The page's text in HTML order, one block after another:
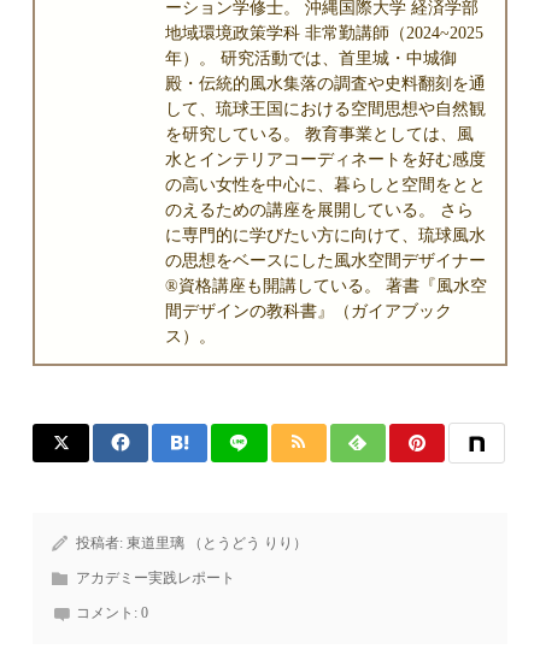
ーション学修士。 沖縄国際大学 経済学部
地域環境政策学科 非常勤講師（2024~2025
年）。 研究活動では、首里城・中城御
殿・伝統的風水集落の調査や史料翻刻を通
して、琉球王国における空間思想や自然観
を研究している。 教育事業としては、風
水とインテリアコーディネートを好む感度
の高い女性を中心に、暮らしと空間をとと
のえるための講座を展開している。 さら
に専門的に学びたい方に向けて、琉球風水
の思想をベースにした風水空間デザイナー
®資格講座も開講している。 著書『風水空
間デザインの教科書』（ガイアブック
ス）。
投稿者:東道里璃 （とうどう りり）
アカデミー実践レポート
コメント:0